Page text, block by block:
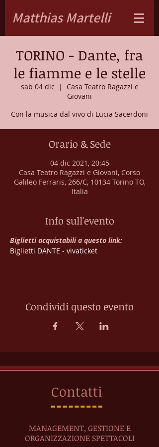
Matthias Martelli
TORINO - Dante, fra
le fiamme e le stelle
sab 04 dic
  |
Casa Teatro Ragazzi e
Giovani
Con la musica dal vivo di Lucia Sacerdoni
Orario & Sede
04 dic 2021, 20:45
Casa Teatro Ragazzi e Giovani, Corso
Galileo Ferraris, 266/C, 10134 Torino TO,
Italia
Info sull'evento
Biglietti acquistabili a questo link:
Biglietti DANTE - vivaticket
Condividi questo evento
Contatti
MANAGEMENT, GESTIONE E
ORGANIZZAZIONE SPETTACOLI